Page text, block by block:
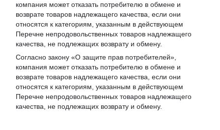
компания может отказать потребителю в обмене и
возврате товаров надлежащего качества, если они
относятся к категориям, указанным в действующем
Перечне непродовольственных товаров надлежащего
качества, не подлежащих возврату и обмену.
Согласно закону «О защите прав потребителей»,
компания может отказать потребителю в обмене и
возврате товаров надлежащего качества, если они
относятся к категориям, указанным в действующем
Перечне непродовольственных товаров надлежащего
качества, не подлежащих возврату и обмену.